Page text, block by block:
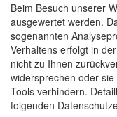
Beim Besuch unserer
ausgewertet werden.
sogenannten
Verhaltens erfolgt in
nicht zu Ihnen
widersprechen oder
Tools verhindern.
folgenden